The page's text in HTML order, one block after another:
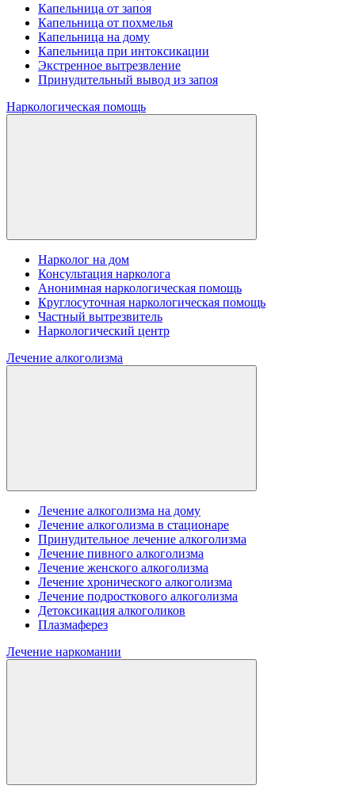
Капельница от запоя
Капельница от похмелья
Капельница на дому
Капельница при интоксикации
Экстренное вытрезвление
Принудительный вывод из запоя
Наркологическая помощь
Нарколог на дом
Консультация нарколога
Анонимная наркологическая помощь
Круглосуточная наркологическая помощь
Частный вытрезвитель
Наркологический центр
Лечение алкоголизма
Лечение алкоголизма на дому
Лечение алкоголизма в стационаре
Принудительное лечение алкоголизма
Лечение пивного алкоголизма
Лечение женского алкоголизма
Лечение хронического алкоголизма
Лечение подросткового алкоголизма
Детоксикация алкоголиков
Плазмаферез
Лечение наркомании